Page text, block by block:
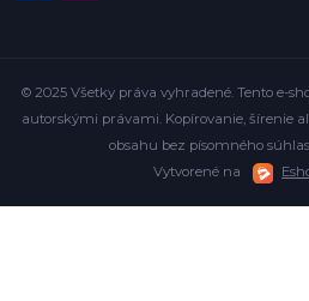
© 2025 Všetky práva vyhradené. Tento e-
autorskými právami. Kopírovanie, šírenie
obsahu bez písomného
Vytvorené na